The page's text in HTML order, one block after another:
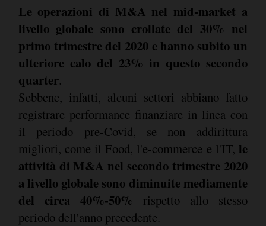
Le operazioni di M&A nel mid-market a
livello globale sono crollate del 30% nel
primo trimestre del 2020 e hanno subito un
ulteriore calo del 23% in questo secondo
quarter.
Sebbene, infatti, alcuni settori abbiano fatto
registrare performance finanziare in linea con
il periodo pre-Covid, se non addirittura
migliori, come il Food, l'e-commerce e l'IT, le
attività di M&A nel secondo trimestre 2020
a livello globale sono diminuite mediamente
del circa 40%-50% rispetto allo stesso
periodo dell'anno precedente.